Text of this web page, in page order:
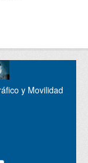
y Movilidad